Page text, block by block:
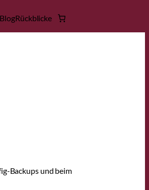
BlogRückblicke
Backups und beim